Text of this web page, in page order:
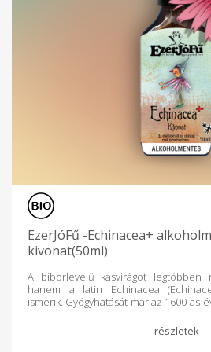
szobahőmérsékleten, 25 °C alatt. Az
a készítmény minőségét nem
felrázandó! Figyelmeztetés: Az
lépő gyógyszerekkel együtt nem
lehet alkoholbetegeknél. A
várandósság és szoptatás alatt,
javasolt! Gyermekek elől elzárva
kiegészítő nem helyettesíti a
étrendet és az egészséges
KOMPLEX tinktúra az Ezerjófű énkezű
EzerJóFű -Echinacea+
kivonat(50ml)
A bíborlevelű kasvirágot
hanem a latin Echinacea
ismerik. Gyógyhatását már az 1600-as
antibiotikum termékeivel.
purpurea, Echinacea angustifolia,